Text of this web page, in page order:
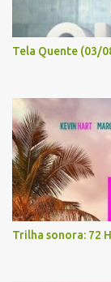
Tela Quente (03/
Trilha sonora: 72